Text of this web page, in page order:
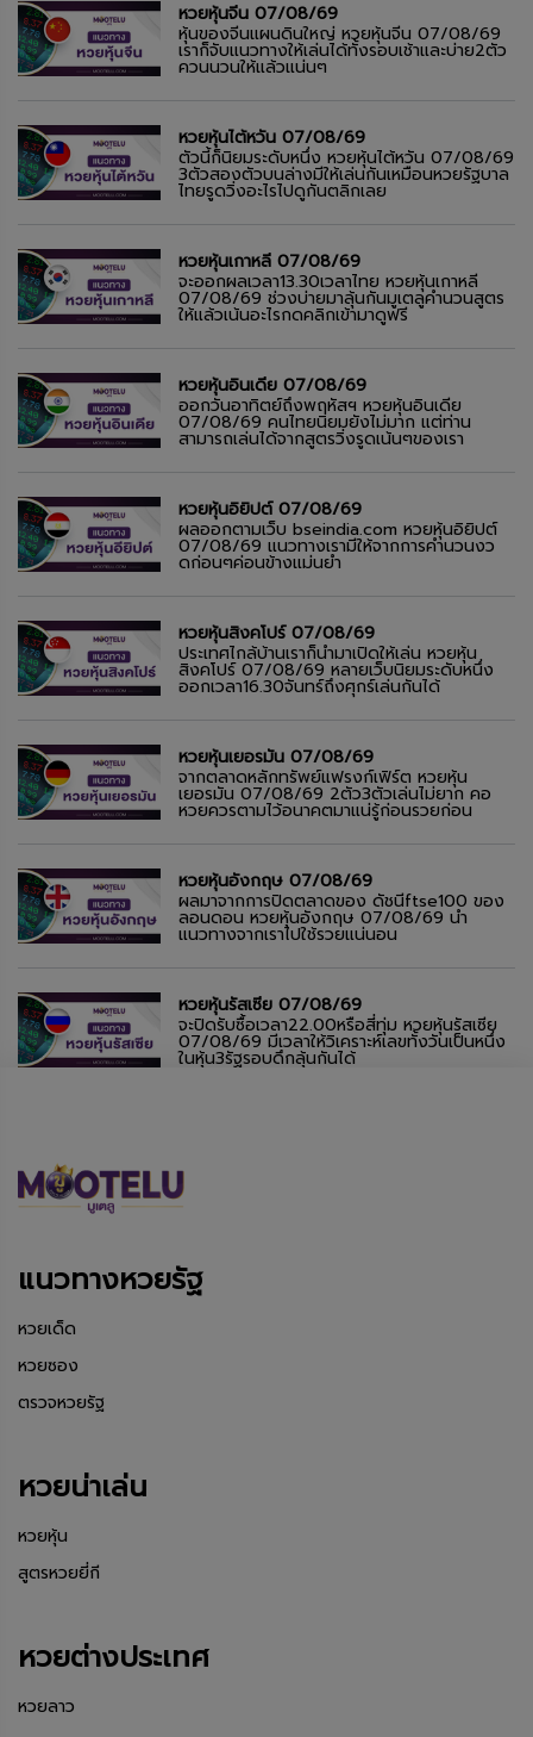
หวยหุ้นจีน 07/08/69
หุ้นของจีนแผนดินใหญ่ หวยหุ้นจีน 07/08/69
เราก็จับแนวทางให้เล่นได้ทั้งรอบเช้าและบ่าย2ตัว
ควนนวนให้แล้วแน่นๆ
หวยหุ้นไต้หวัน 07/08/69
ตัวนี้ก็นิยมระดับหนึ่ง หวยหุ้นไต้หวัน 07/08/69
3ตัวสองตัวบนล่างมีให้เล่นกันเหมือนหวยรัฐบาล
ไทยรูดวิ่งอะไรไปดูกันตลิกเลย
หวยหุ้นเกาหลี 07/08/69
จะออกผลเวลา13.30เวลาไทย หวยหุ้นเกาหลี
07/08/69 ช่วงบ่ายมาลุ้นกันมูเตลูคำนวนสูตร
ให้แล้วเน้นอะไรกดคลิกเข้ามาดูฟรี
หวยหุ้นอินเดีย 07/08/69
ออกวันอาทิตย์ถึงพฤหัสฯ หวยหุ้นอินเดีย
07/08/69 คนไทยนิยมยังไม่มาก แต่ท่าน
สามารถเล่นได้จากสูตรวิ่งรูดเน้นๆของเรา
หวยหุ้นอิยิปต์ 07/08/69
ผลออกตามเว็บ bseindia.com หวยหุ้นอิยิปต์
07/08/69 แนวทางเรามีให้จากการคำนวนงว
ดก่อนๆค่อนข้างแม่นยำ
หวยหุ้นสิงคโปร์ 07/08/69
ประเทศไกล้บ้านเราก็นำมาเปิดให้เล่น หวยหุ้น
สิงคโปร์ 07/08/69 หลายเว็บนิยมระดับหนึ่ง
ออกเวลา16.30จันทร์ถึงศุกร์เล่นกันได้
หวยหุ้นเยอรมัน 07/08/69
จากตลาดหลักทรัพย์แฟรงก์เฟิร์ต หวยหุ้น
เยอรมัน 07/08/69 2ตัว3ตัวเล่นไม่ยาก คอ
หวยควรตามไว้อนาคตมาแน่รู้ก่อนรวยก่อน
หวยหุ้นอังกฤษ 07/08/69
ผลมาจากการปิดตลาดของ ดัชนีftse100 ของ
ลอนดอน หวยหุ้นอังกฤษ 07/08/69 นำ
แนวทางจากเราไปใช้รวยแน่นอน
หวยหุ้นรัสเซีย 07/08/69
จะปิดรับซื้อเวลา22.00หรือสี่ทุ่ม หวยหุ้นรัสเซีย
07/08/69 มีเวลาให้วิเคราะห์เลขทั้งวันเป็นหนึ่ง
ในหุ้น3รัฐรอบดึกลุ้นกันได้
แนวทางหวยรัฐ
หวยเด็ด
หวยซอง
ตรวจหวยรัฐ
หวยน่าเล่น
หวยหุ้น
สูตรหวยยี่กี
หวยต่างประเทศ
หวยลาว